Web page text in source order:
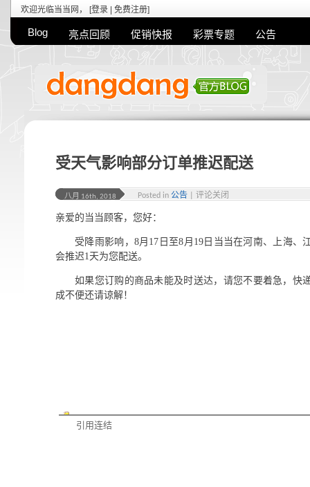
欢迎光临当当网， [登录 免费注册]
Blog 亮点回顾 促销快报 彩票专题 公告
受天气影响部分订单推迟配送
八月 16th, 2018 Posted in 公告 评论关闭
亲爱的当当顾客，您好：
受降雨影响，8月17日至8月19日当当在河南、上海、
会推迟1天为您配送。
如果您订购的商品未能及时送达，请您不要着急，快
成不便还请谅解！
引用连结